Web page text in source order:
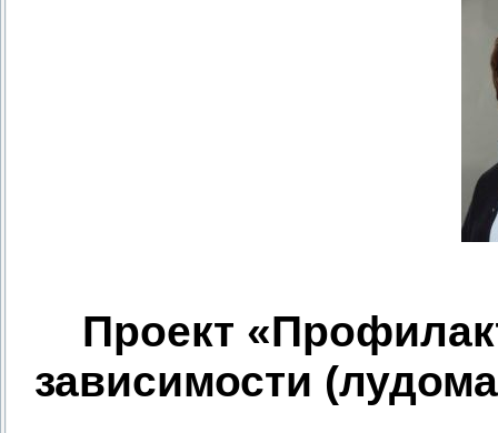
Проект
зависимости